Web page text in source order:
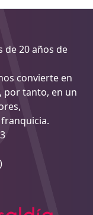
de 20 años de
convierte en
por tanto, en un